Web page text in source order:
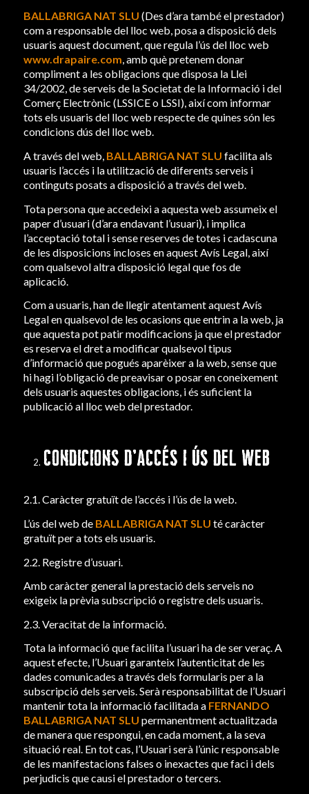
BALLABRIGA NAT SLU (Des d’ara també el prestador)
com a responsable del lloc web, posa a disposició dels
usuaris aquest document, que regula l’ús del lloc web
www.drapaire.com, amb què pretenem donar
compliment a les obligacions que disposa la Llei
34/2002, de serveis de la Societat de la Informació i del
Comerç Electrònic (LSSICE o LSSI), així com informar
tots els usuaris del lloc web respecte de quines són les
condicions dús del lloc web.
A través del web, BALLABRIGA NAT SLU facilita als
usuaris l’accés i la utilització de diferents serveis i
continguts posats a disposició a través del web.
Tota persona que accedeixi a aquesta web assumeix el
paper d’usuari (d’ara endavant l’usuari), i implica
l’acceptació total i sense reserves de totes i cadascuna
de les disposicions incloses en aquest Avís Legal, així
com qualsevol altra disposició legal que fos de
aplicació.
Com a usuaris, han de llegir atentament aquest Avís
Legal en qualsevol de les ocasions que entrin a la web, ja
que aquesta pot patir modificacions ja que el prestador
es reserva el dret a modificar qualsevol tipus
d’informació que pogués aparèixer a la web, sense que
hi hagi l’obligació de preavisar o posar en coneixement
dels usuaris aquestes obligacions, i és suficient la
publicació al lloc web del prestador.
CONDICIONS D’ACCÉS I ÚS DEL WEB
2.1. Caràcter gratuït de l’accés i l’ús de la web.
L’ús del web de BALLABRIGA NAT SLU té caràcter
gratuït per a tots els usuaris.
2.2. Registre d’usuari.
Amb caràcter general la prestació dels serveis no
exigeix ​​la prèvia subscripció o registre dels usuaris.
2.3. Veracitat de la informació.
Tota la informació que facilita l’usuari ha de ser veraç. A
aquest efecte, l’Usuari garanteix l’autenticitat de les
dades comunicades a través dels formularis per a la
subscripció dels serveis. Serà responsabilitat de l’Usuari
mantenir tota la informació facilitada a FERNANDO
BALLABRIGA NAT SLU permanentment actualitzada
de manera que respongui, en cada moment, a la seva
situació real. En tot cas, l’Usuari serà l’únic responsable
de les manifestacions falses o inexactes que faci i dels
perjudicis que causi el prestador o tercers.